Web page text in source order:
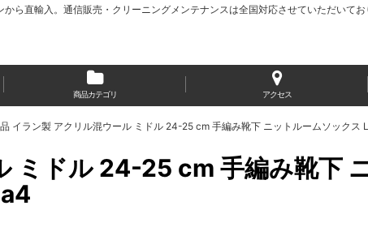
ら直輸入。通信販売・クリーニングメンテナンスは全国対応させていただいて
商品カテゴリ アクセス
イラン製 アクリル混ウール ミドル 24-25 cm 手編み靴下 ニットルームソック
ミドル 24-25 cm 手編み靴下